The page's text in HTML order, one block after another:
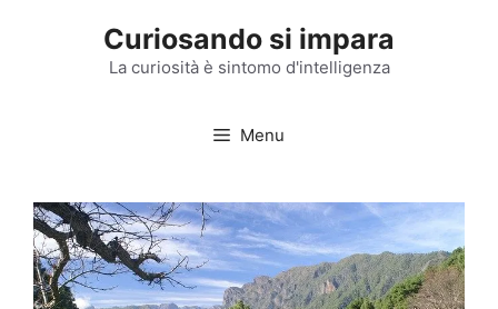
Curiosando si impara
La curiosità è sintomo d'intelligenza
Menu